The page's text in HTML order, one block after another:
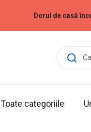
Dorul de casă
Toate categoriile